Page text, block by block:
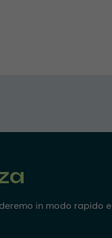
in modo rapido e